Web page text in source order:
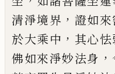
清淨境界 ， 證如來
於大乘中 ， 其心
佛如來淨妙法身 ，